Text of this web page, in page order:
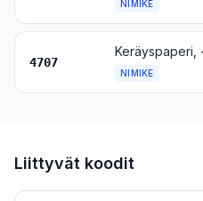
NIMIKE
4707
NIMIKE
Liittyvät koodit